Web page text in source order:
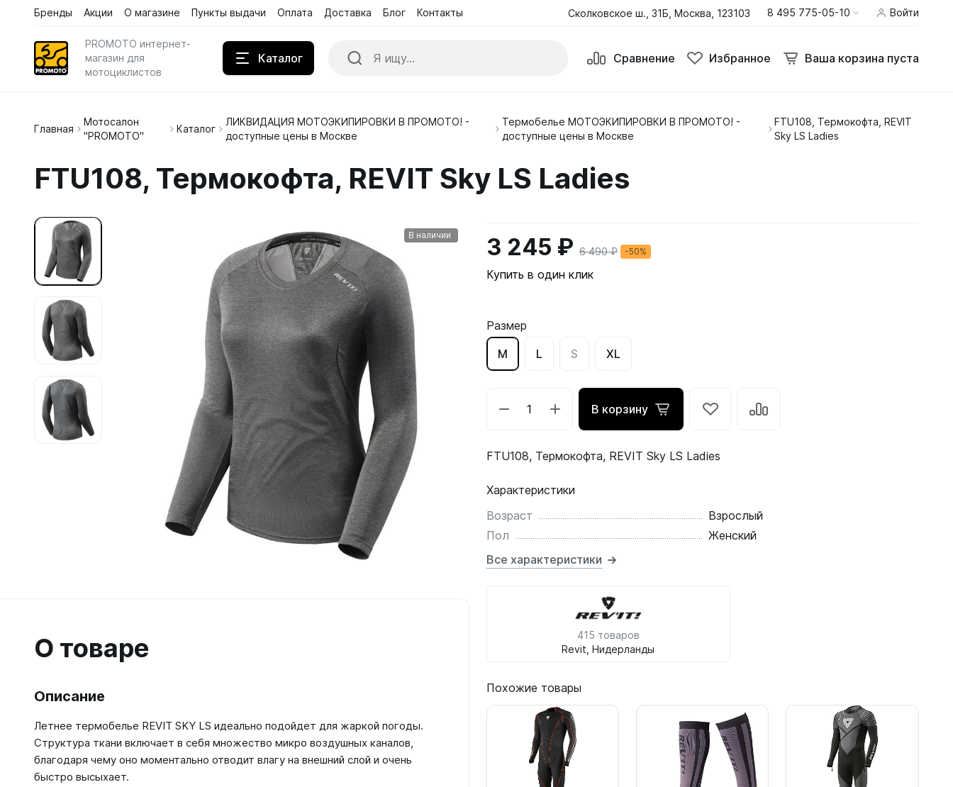
Бренды Акции О магазине Пункты выдачи Оплата Доставка Блог Контакты Сколковское ш., 31Б, Москва, 123103 8 495 775-05-10 Войти
PROMOTO интернет-
магазин для
мотоциклистов
Каталог Сравнение Избранное Ваша корзина пуста
Дождевики
Кроссовые Очки и Маски
Куртки
Перчатки
Термобелье
Главная
Мотосалон
"PROMOTO"
Каталог
ЛИКВИДАЦИЯ МОТОЭКИПИРОВКИ В ПРОМОТО! -
доступные цены в Москве
Термобелье МОТОЭКИПИРОВКИ В ПРОМОТО! -
доступные цены в Москве
FTU108, Термокофта, REVIT
Sky LS Ladies
FTU108, Термокофта, REVIT Sky LS Ladies
В наличии 3 245 ₽ 6 490 ₽ -50%
Купить в один клик
Размер
M
L S XL
В корзину
FTU108, Термокофта, REVIT Sky LS Ladies
Характеристики
Возраст
Взрослый
Пол
Женский
Все характеристики
415 товаров
Revit, Нидерланды
Похожие товары
О товаре
Описание
Летнее термобелье REVIT SKY LS идеально подойдет для жаркой погоды.
Структура ткани включает в себя множество микро воздушных каналов,
благодаря чему оно моментально отводит влагу на внешний слой и очень
быстро высыхает.